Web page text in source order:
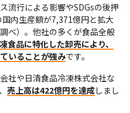
流行による影響やSDGsの後押
内生産額が7,371億円と拡大
べ）。他社の多くが食品全般
食品に特化した卸売により、
いることが強みです。
社や日清食品冷凍株式会社な
売上高は422億円を達成しまし